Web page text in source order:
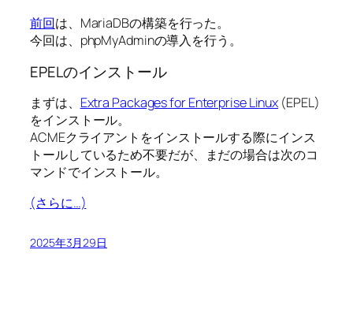
前回は、MariaDBの構築を行った。
今回は、phpMyAdminの導入を行う。
EPELのインストール
まずは、 Extra Packages for Enterprise Linux (EPEL)
をインストール。
ACMEクライアントをインストールする際にインス
トールしているため不要だが、まだの場合は次のコ
マンドでインストール。
(さらに…)
2025年3月29日